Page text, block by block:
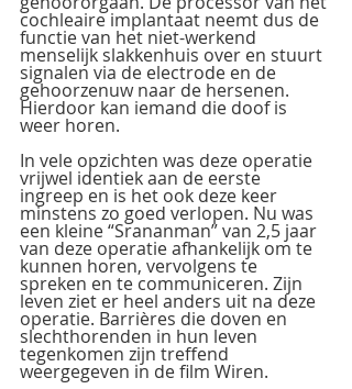
cochleaire implantaat neemt dus de
functie van het niet-werkend
menselijk slakkenhuis over en stuurt
signalen via de electrode en de
gehoorzenuw naar de hersenen.
Hierdoor kan iemand die doof is
weer horen.
In vele opzichten was deze operatie
vrijwel identiek aan de eerste
ingreep en is het ook deze keer
minstens zo goed verlopen. Nu was
een kleine “Srananman” van 2,5 jaar
van deze operatie afhankelijk om te
kunnen horen, vervolgens te
spreken en te communiceren. Zijn
leven ziet er heel anders uit na deze
operatie. Barrières die doven en
slechthorenden in hun leven
tegenkomen zijn treffend
weergegeven in de film Wiren.